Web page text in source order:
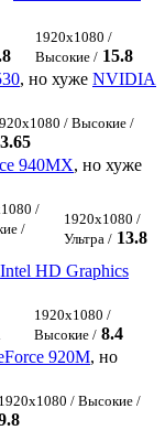
1920x1080 /
Высокие / 15.8
, но хуже NVIDIA
/ Высокие /
940MX, но хуже
/
/
1920x1080 /
Ультра / 13.8
Intel HD Graphics
1920x1080 /
Высокие / 8.4
920M, но
1920x1080 / Высокие /